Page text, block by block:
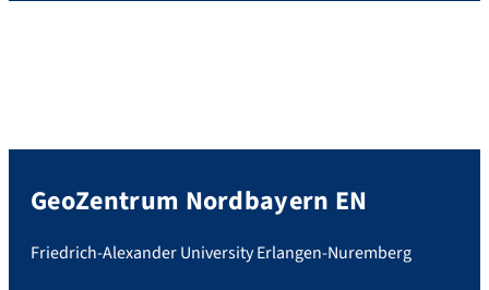
GeoZentrum Nordbayern EN
Friedrich-Alexander University Erlangen-Nuremberg